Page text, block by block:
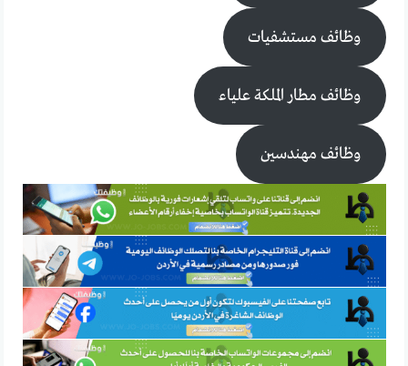
وظائف مستشفيات
وظائف مطار الملكة علياء
وظائف مهندسين